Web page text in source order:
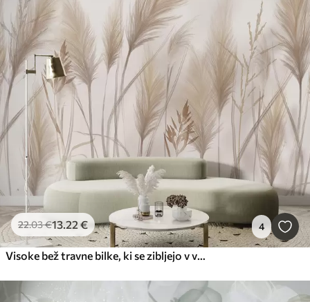
22.03€13.22 € 4
Visoke bež travne bilke, ki se zibljejo v vetru, na mehkem, svetlem ozadju